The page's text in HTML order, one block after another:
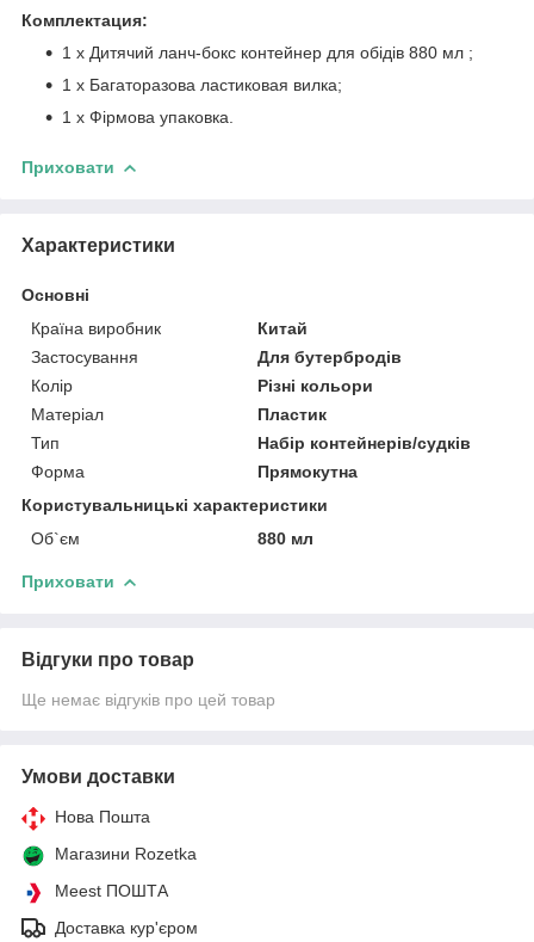
Комплектация:
1 х Дитячий ланч-бокс контейнер для обідів 880 мл ;
1 х Багаторазова ластиковая вилка;
1 х Фірмова упаковка.
Приховати
Характеристики
Основні
Країна виробник
Китай
Застосування
Для бутербродів
Колір
Різні кольори
Матеріал
Пластик
Тип
Набір контейнерів/судків
Форма
Прямокутна
Користувальницькі характеристики
Об`єм
880 мл
Приховати
Відгуки про товар
Ще немає відгуків про цей товар
Умови доставки
Нова Пошта
Магазини Rozetka
Meest ПОШТА
Доставка кур'єром